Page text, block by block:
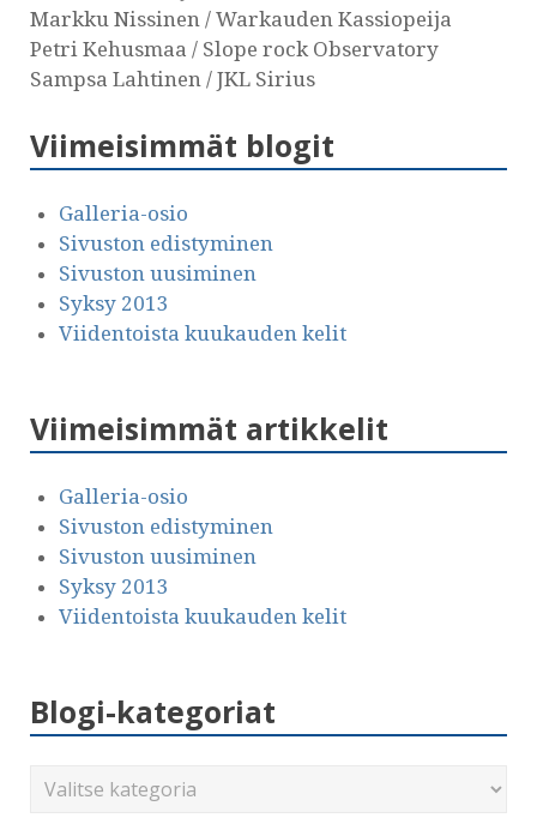
Markku Nissinen / Warkauden Kassiopeija
Petri Kehusmaa / Slope rock Observatory
Sampsa Lahtinen / JKL Sirius
Viimeisimmät blogit
Galleria-osio
Sivuston edistyminen
Sivuston uusiminen
Syksy 2013
Viidentoista kuukauden kelit
Viimeisimmät artikkelit
Galleria-osio
Sivuston edistyminen
Sivuston uusiminen
Syksy 2013
Viidentoista kuukauden kelit
Blogi-kategoriat